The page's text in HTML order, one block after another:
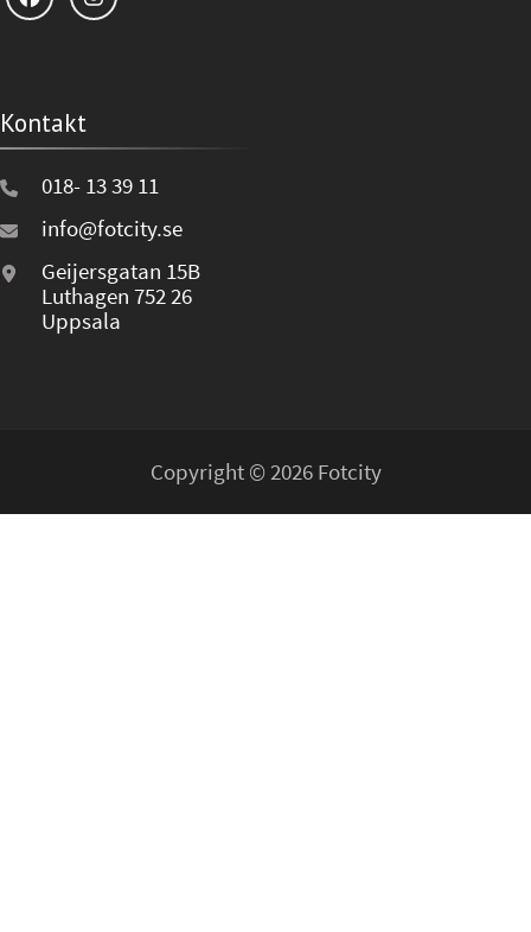
Kontakt
018- 13 39 11
info@fotcity.se
Geijersgatan 15B
Luthagen 752 26
Uppsala
Copyright © 2026 Fotcity